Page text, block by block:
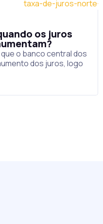
os juros
o banco central dos
dos juros, logo